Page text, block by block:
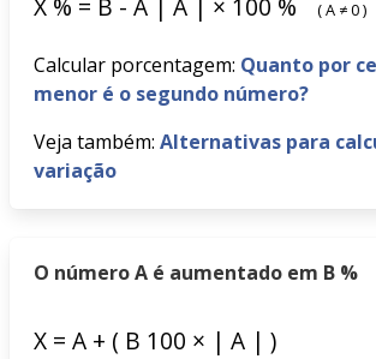
X % = B - A A × 100 % (A ≠0)
Calcular porcentagem: Quanto por
menor é o segundo número?
Veja também: Alternativas para
variação
O número A é aumentado em B %
X = A + ( B 100 × | A | )